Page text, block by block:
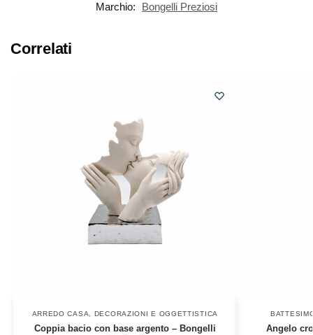
Marchio:
Bongelli Preziosi
Correlati
ARREDO CASA, DECORAZIONI E OGGETTISTICA
Coppia bacio con base argento – Bongelli
Angelo